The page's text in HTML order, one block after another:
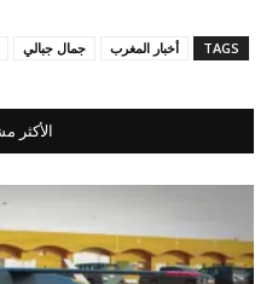
TAGS أخبار المغرب جمال جبالي
الأكثر